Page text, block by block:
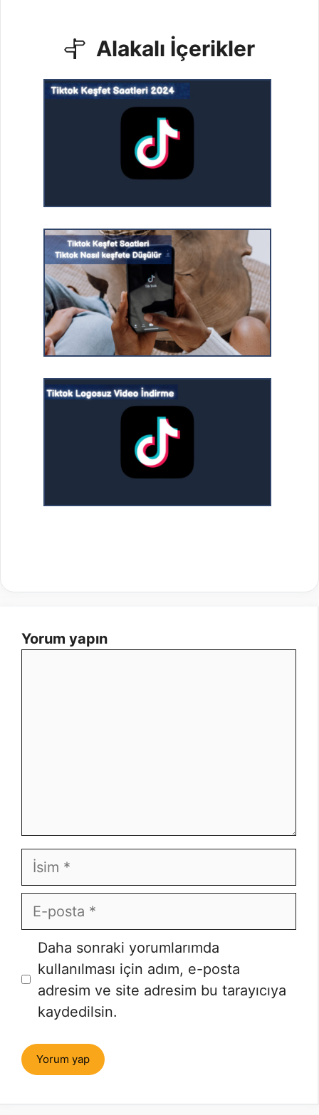
Alakalı İçerikler
Yorum yapın
İsim
E-
posta
İnternet
sitesi
Daha sonraki yorumlarımda
kullanılması için adım, e-posta
adresim ve site adresim bu tarayıcıya
kaydedilsin.